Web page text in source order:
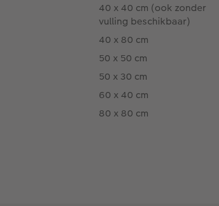
40 x 40 cm (ook zonder
vulling beschikbaar)
40 x 80 cm
50 x 50 cm
50 x 30 cm
60 x 40 cm
80 x 80 cm